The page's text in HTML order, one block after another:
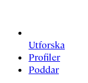
Utforska
Profiler
Poddar